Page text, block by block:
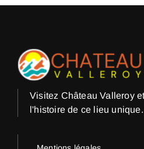
Visitez Château Valleroy
l'histoire de ce lieu unique.